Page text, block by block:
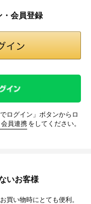
・会員登録
ログイン」ボタンからロ
会員連携 をしてください。
いお客様
買い物時にとても便利。